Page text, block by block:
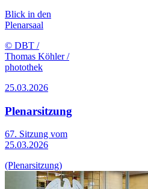
Blick in den
Plenarsaal
© DBT /
Thomas Köhler /
photothek
25.03.2026
Plenarsitzung
67. Sitzung vom
25.03.2026
(Plenarsitzung)